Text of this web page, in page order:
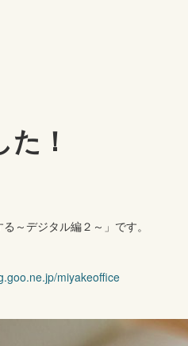
！
～デジタル編２～」です。
miyakeoffice